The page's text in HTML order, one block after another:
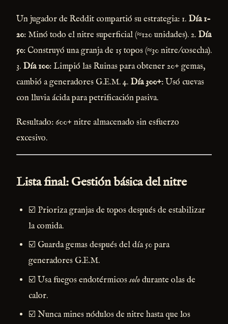
Un jugador de Reddit compartió su estrategia: 1. Día 1-
20: Minó todo el nitre superficial (≈120 unidades). 2. Día
50: Construyó una granja de 15 topos (≈30 nitre/cosecha).
3. Día 100: Limpió las Ruinas para obtener 20+ gemas,
cambió a generadores G.E.M. 4. Día 300+: Usó cuevas
con lluvia ácida para petrificación pasiva.
Resultado: 600+ nitre almacenado sin esfuerzo
excesivo.
Lista final: Gestión básica del nitre
☑️ Prioriza granjas de topos después de estabilizar
la comida.
☑️ Guarda gemas después del día 50 para
generadores G.E.M.
☑️ Usa fuegos endotérmicossolodurante olas de
calor.
☑️ Nunca mines nódulos de nitre hasta que los